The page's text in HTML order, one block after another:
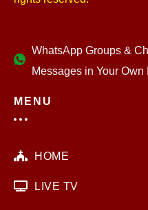
WhatsApp Groups &
Messages in Your
MENU
HOME
LIVE TV